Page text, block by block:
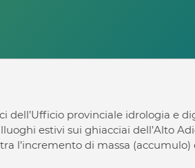
dell’Ufficio provinciale idrologia e
estivi sui ghiacciai dell’Alto
l’incremento di massa